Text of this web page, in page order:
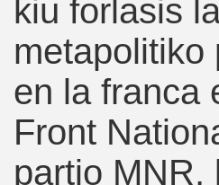
kiu forlasis
metapolitiko
en la franca
Front
partio MNR,